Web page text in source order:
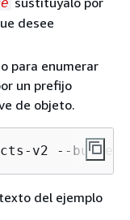
desee
para enumerar
un prefijo
de objeto.
v2 --bucket
del ejemplo